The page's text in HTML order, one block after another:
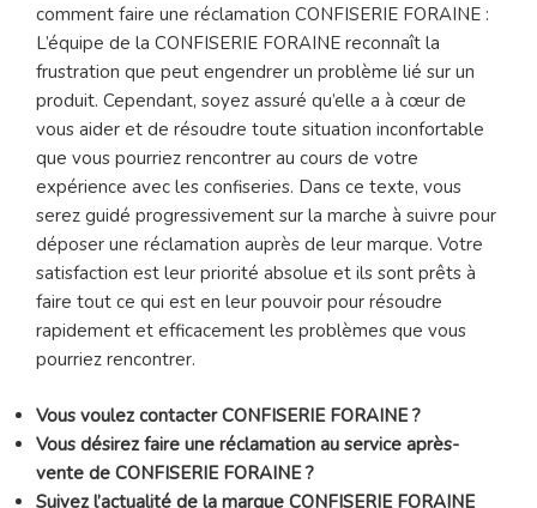
comment faire une réclamation CONFISERIE FORAINE :
L’équipe de la CONFISERIE FORAINE reconnaît la
frustration que peut engendrer un problème lié sur un
produit. Cependant, soyez assuré qu’elle a à cœur de
vous aider et de résoudre toute situation inconfortable
que vous pourriez rencontrer au cours de votre
expérience avec les confiseries. Dans ce texte, vous
serez guidé progressivement sur la marche à suivre pour
déposer une réclamation auprès de leur marque. Votre
satisfaction est leur priorité absolue et ils sont prêts à
faire tout ce qui est en leur pouvoir pour résoudre
rapidement et efficacement les problèmes que vous
pourriez rencontrer.
Vous voulez contacter CONFISERIE FORAINE ?
Vous désirez faire une réclamation au service après-
vente de CONFISERIE FORAINE ?
Suivez l’actualité de la marque CONFISERIE FORAINE